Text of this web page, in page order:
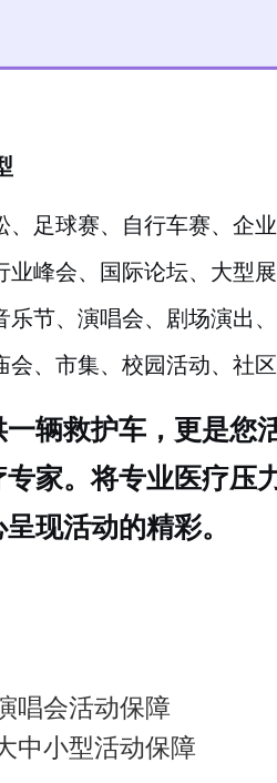
、足球赛、自行车赛、企
业峰会、国际论坛、大型
乐节、演唱会、剧场演出
会、市集、校园活动、社
辆救护车，更是您
家。将专业医疗压
现活动的精彩。
唱会活动保障
中小型活动保障